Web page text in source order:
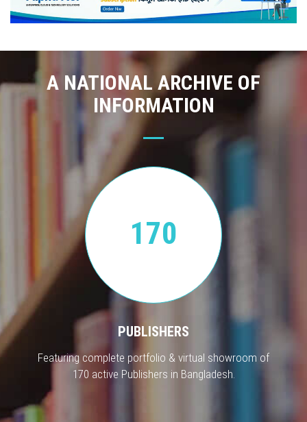
A NATIONAL ARCHIVE OF
INFORMATION
170
PUBLISHERS
Featuring complete portfolio & virtual showroom of
170 active Publishers in Bangladesh.